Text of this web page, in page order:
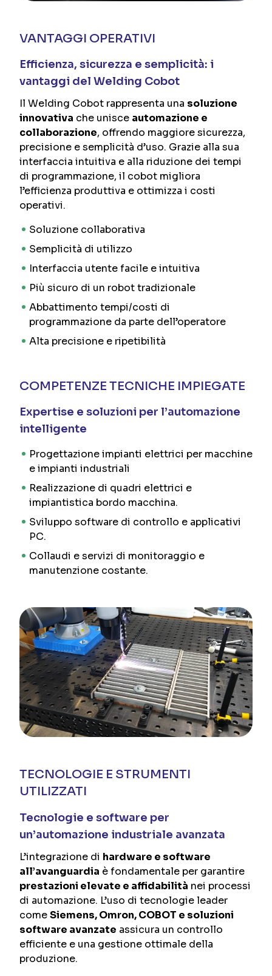
VANTAGGI OPERATIVI
Efficienza, sicurezza e semplicità: i
vantaggi del Welding Cobot
Il Welding Cobot rappresenta una soluzione
innovativa che unisce automazione e
collaborazione, offrendo maggiore sicurezza,
precisione e semplicità d’uso. Grazie alla sua
interfaccia intuitiva e alla riduzione dei tempi
di programmazione, il cobot migliora
l’efficienza produttiva e ottimizza i costi
operativi.
Soluzione collaborativa
Semplicità di utilizzo
Interfaccia utente facile e intuitiva
Più sicuro di un robot tradizionale
Abbattimento tempi/costi di
programmazione da parte dell’operatore
Alta precisione e ripetibilità
COMPETENZE TECNICHE IMPIEGATE
Expertise e soluzioni per l’automazione
intelligente
Progettazione impianti elettrici per macchine
e impianti industriali
Realizzazione di quadri elettrici e
impiantistica bordo macchina.
Sviluppo software di controllo e applicativi
PC.
Collaudi e servizi di monitoraggio e
manutenzione costante.
TECNOLOGIE E STRUMENTI
UTILIZZATI
Tecnologie e software per
un’automazione industriale avanzata
L’integrazione di hardware e software
all’avanguardia è fondamentale per garantire
prestazioni elevate e affidabilità nei processi
di automazione. L’uso di tecnologie leader
comeSiemens, Omron, COBOT e soluzioni
software avanzate assicura un controllo
efficiente e una gestione ottimale della
produzione.